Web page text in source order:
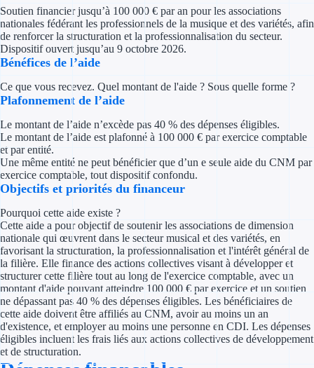
Subventions
Concours
Investir dans
Aides Fiscales et
Exonération
Aides Urssaf
Prêts publics
Prêt
Prêt
Soutien financier jusqu’à 100 000 € par an pour les associations
nationales fédérant les professionnels de la musique et des variétés, afin
de renforcer la structuration et la professionnalisation du secteur.
Dispositif ouvert jusqu’au 9 octobre 2026.
Bénéfices de l’aide
Ce que vous recevez. Quel montant de l'aide ? Sous quelle forme ?
Plafonnement de l’aide
Le montant de l’aide n’excède pas 40 % des dépenses éligibles.
Le montant de l’aide est plafonné à 100 000 € par exercice comptable
et par entité.
Une même entité ne peut bénéficier que d’un e seule aide du CNM par
exercice comptable, tout dispositif confondu.
Objectifs et priorités du financeur
Pourquoi cette aide existe ?
Cette aide a pour objectif de soutenir les associations de dimension
nationale qui œuvrent dans le secteur musical et des variétés, en
favorisant la structuration, la professionnalisation et l'intérêt général de
la filière. Elle finance des actions collectives visant à développer et
structurer cette filière tout au long de l'exercice comptable, avec un
montant d'aide pouvant atteindre 100 000 € par exercice et un soutien
ne dépassant pas 40 % des dépenses éligibles. Les bénéficiaires de
cette aide doivent être affiliés au CNM, avoir au moins un an
d'existence, et employer au moins une personne en CDI. Les dépenses
éligibles incluent les frais liés aux actions collectives de développement
et de structuration.